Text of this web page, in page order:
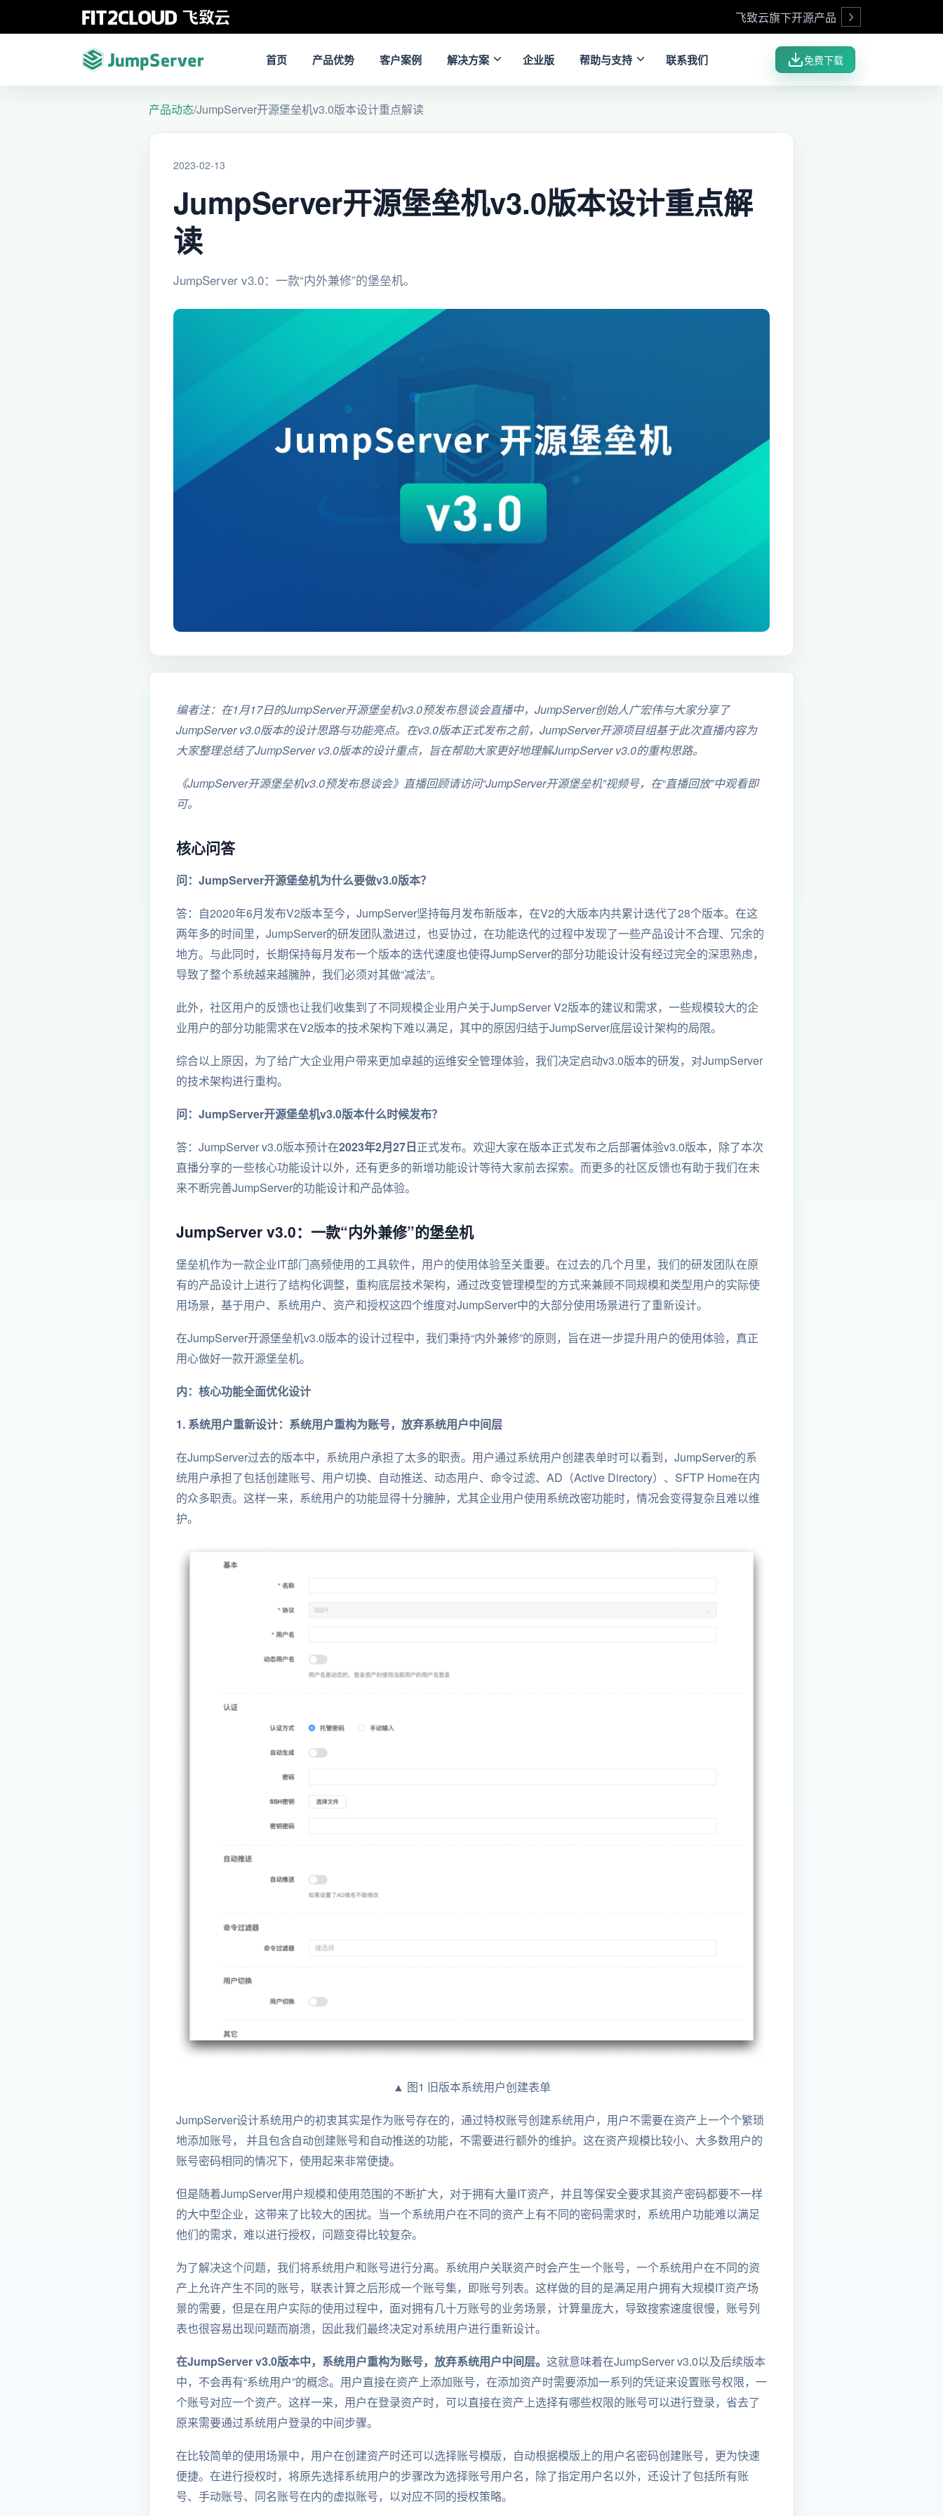
飞致云旗下开源产品 Open
首页 产品优势 客户案例 解决方案 企业版 帮助与支持 联系我们 免费下载
产品动态/JumpServer开源堡垒机v3.0版本设计重点解读
2023-02-13
JumpServer开源堡垒机v3.0版本设计重点解
读
JumpServer v3.0：一款“内外兼修”的堡垒机。
编者注：在1月17日的JumpServer开源堡垒机v3.0预发布恳谈会直播中，JumpServer创始人广宏伟与大家分享了
JumpServer v3.0版本的设计思路与功能亮点。在v3.0版本正式发布之前，JumpServer开源项目组基于此次直播内容为
大家整理总结了JumpServer v3.0版本的设计重点，旨在帮助大家更好地理解JumpServer v3.0的重构思路。
《JumpServer开源堡垒机v3.0预发布恳谈会》直播回顾请访问“JumpServer开源堡垒机”视频号，在“直播回放”中观看即
可。
核心问答
问：JumpServer开源堡垒机为什么要做v3.0版本？
答：自2020年6月发布V2版本至今，JumpServer坚持每月发布新版本，在V2的大版本内共累计迭代了28个版本。在这
两年多的时间里，JumpServer的研发团队激进过，也妥协过，在功能迭代的过程中发现了一些产品设计不合理、冗余的
地方。与此同时，长期保持每月发布一个版本的迭代速度也使得JumpServer的部分功能设计没有经过完全的深思熟虑，
导致了整个系统越来越臃肿，我们必须对其做“减法”。
此外，社区用户的反馈也让我们收集到了不同规模企业用户关于JumpServer V2版本的建议和需求，一些规模较大的企
业用户的部分功能需求在V2版本的技术架构下难以满足，其中的原因归结于JumpServer底层设计架构的局限。
综合以上原因，为了给广大企业用户带来更加卓越的运维安全管理体验，我们决定启动v3.0版本的研发，对JumpServer
的技术架构进行重构。
问：JumpServer开源堡垒机v3.0版本什么时候发布？
答：JumpServer v3.0版本预计在2023年2月27日正式发布。欢迎大家在版本正式发布之后部署体验v3.0版本，除了本次
直播分享的一些核心功能设计以外，还有更多的新增功能设计等待大家前去探索。而更多的社区反馈也有助于我们在未
来不断完善JumpServer的功能设计和产品体验。
JumpServer v3.0：一款“内外兼修”的堡垒机
堡垒机作为一款企业IT部门高频使用的工具软件，用户的使用体验至关重要。在过去的几个月里，我们的研发团队在原
有的产品设计上进行了结构化调整，重构底层技术架构，通过改变管理模型的方式来兼顾不同规模和类型用户的实际使
用场景，基于用户、系统用户、资产和授权这四个维度对JumpServer中的大部分使用场景进行了重新设计。
在JumpServer开源堡垒机v3.0版本的设计过程中，我们秉持“内外兼修”的原则，旨在进一步提升用户的使用体验，真正
用心做好一款开源堡垒机。
内：核心功能全面优化设计
1. 系统用户重新设计：系统用户重构为账号，放弃系统用户中间层
在JumpServer过去的版本中，系统用户承担了太多的职责。用户通过系统用户创建表单时可以看到，JumpServer的系
统用户承担了包括创建账号、用户切换、自动推送、动态用户、命令过滤、AD（Active Directory）、SFTP Home在内
的众多职责。这样一来，系统用户的功能显得十分臃肿，尤其企业用户使用系统改密功能时，情况会变得复杂且难以维
护。
▲ 图1 旧版本系统用户创建表单
JumpServer设计系统用户的初衷其实是作为账号存在的，通过特权账号创建系统用户，用户不需要在资产上一个个繁琐
地添加账号， 并且包含自动创建账号和自动推送的功能，不需要进行额外的维护。这在资产规模比较小、大多数用户的
账号密码相同的情况下，使用起来非常便捷。
但是随着JumpServer用户规模和使用范围的不断扩大，对于拥有大量IT资产，并且等保安全要求其资产密码都要不一样
的大中型企业，这带来了比较大的困扰。当一个系统用户在不同的资产上有不同的密码需求时，系统用户功能难以满足
他们的需求，难以进行授权，问题变得比较复杂。
为了解决这个问题，我们将系统用户和账号进行分离。系统用户关联资产时会产生一个账号，一个系统用户在不同的资
产上允许产生不同的账号，联表计算之后形成一个账号集，即账号列表。这样做的目的是满足用户拥有大规模IT资产场
景的需要，但是在用户实际的使用过程中，面对拥有几十万账号的业务场景，计算量庞大，导致搜索速度很慢，账号列
表也很容易出现问题而崩溃，因此我们最终决定对系统用户进行重新设计。
在JumpServer v3.0版本中，系统用户重构为账号，放弃系统用户中间层。 这就意味着在JumpServer v3.0以及后续版本
中，不会再有“系统用户”的概念。用户直接在资产上添加账号，在添加资产时需要添加一系列的凭证来设置账号权限，一
个账号对应一个资产。这样一来，用户在登录资产时，可以直接在资产上选择有哪些权限的账号可以进行登录，省去了
原来需要通过系统用户登录的中间步骤。
在比较简单的使用场景中，用户在创建资产时还可以选择账号模版，自动根据模版上的用户名密码创建账号，更为快速
便捷。在进行授权时，将原先选择系统用户的步骤改为选择账号用户名，除了指定用户名以外，还设计了包括所有账
号、手动账号、同名账号在内的虚拟账号，以对应不同的授权策略。